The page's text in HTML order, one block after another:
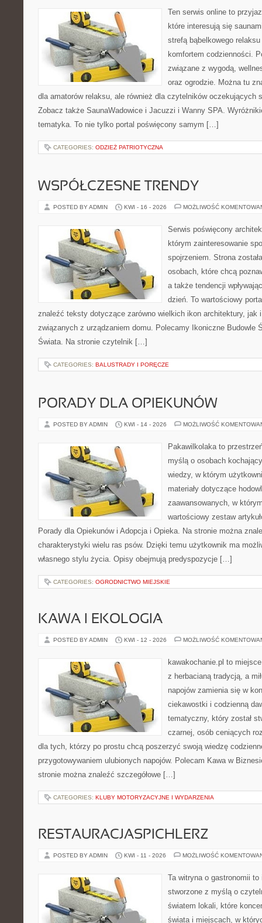
Ten serwis online to
które interesują się
strefą bąbelkowego
komfortem codzienności.
związane z wygodą,
oraz ogrodzie. Można tu
dla amatorów relaksu, ale również dla czytelników oczekujących
Zobacz także SaunaWadowice i Jacuzzi i Wanny SPA.
tematyka. To nie tylko portal poświęcony samym […]
CATEGORIES: ODZIEŻ PATRIOTYCZNA
WSPÓŁCZESNE TRENDY
POSTED BY ADMIN KWI - 16 - 2026 MOŻLIWOŚĆ
Serwis poświęcony
którym zainteresowanie
spojrzeniem. Strona
osobach, które chcą
a także tendencji
dzień. To wartościowy
znaleźć teksty dotyczące zarówno wielkich ikon architektury, jak
związanych z urządzaniem domu. Polecamy Ikoniczne Budowle
Świata. Na stronie czytelnik […]
CATEGORIES: BALUSTRADY I PORĘCZE
PORADY DLA OPIEKUNÓW
POSTED BY ADMIN KWI - 14 - 2026 MOŻLIWOŚĆ
Pakawilkolaka to
myślą o osobach
wiedzy, w którym
materiały dotyczące
zaawansowanych, w
wartościowy zestaw
Porady dla Opiekunów i Adopcja i Opieka. Na stronie można
charakterystyki wielu ras psów. Dzięki temu użytkownik ma
własnego stylu życia. Opisy obejmują predyspozycje […]
CATEGORIES: OGRODNICTWO MIEJSKIE
KAWA I EKOLOGIA
POSTED BY ADMIN KWI - 12 - 2026 MOŻLIWOŚĆ
kawakochanie.pl to
z herbacianą tradycją, a
napojów zamienia się w
ciekawostki i codzienną
tematyczny, który został
czarnej, osób ceniących
dla tych, którzy po prostu chcą poszerzyć swoją wiedzę
przygotowywaniem ulubionych napojów. Polecam Kawa w
stronie można znaleźć szczegółowe […]
CATEGORIES: KLUBY MOTORYZACYJNE I WYDARZENIA
RESTAURACJASPICHLERZ
POSTED BY ADMIN KWI - 11 - 2026 MOŻLIWOŚĆ
Ta witryna o gastronomii
stworzone z myślą o
światem lokali, które
świata i miejscach, w